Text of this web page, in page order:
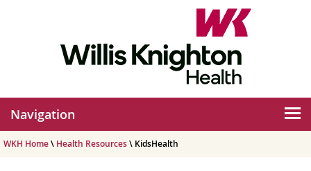
Navigation
WKH Home\ Health Resources\ KidsHealth